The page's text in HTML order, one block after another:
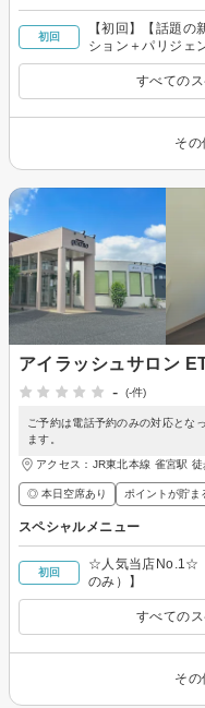
初回
【初回】【話題
ション＋パリジェ
すべての
その
アイラッシュサロン
-
(-件)
ご予約は電話予約のみの対応とな
ます。
アクセス：JR東北本線 雀宮駅
◎ 本日空席あり ポイントが貯ま
スペシャルメニュー
初回
☆人気当店No.1☆
のみ）】
すべての
その